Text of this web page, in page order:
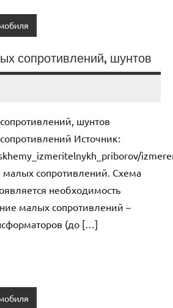
сопротивлений, шунтов
шунтов
Источник:
сопротивлений. Схема
необходимость
малых сопротивлений –
(до […]